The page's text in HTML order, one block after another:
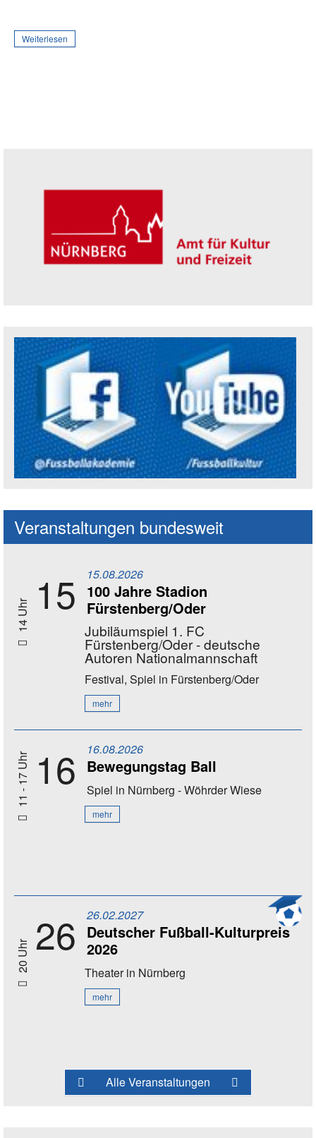
Weiterlesen
Veranstaltungen bundesweit
14 Uhr 15 15.08.2026
100 Jahre Stadion
Fürstenberg/Oder
Jubiläumspiel 1. FC
Fürstenberg/Oder - deutsche
Autoren Nationalmannschaft
Festival, Spiel in Fürstenberg/Oder
mehr
11 - 17 Uhr 16 16.08.2026
Bewegungstag Ball
Spiel in Nürnberg - Wöhrder Wiese
mehr
20 Uhr 26 26.02.2027
Deutscher Fußball-Kulturpreis
2026
Theaterin Nürnberg
mehr
Alle Veranstaltungen